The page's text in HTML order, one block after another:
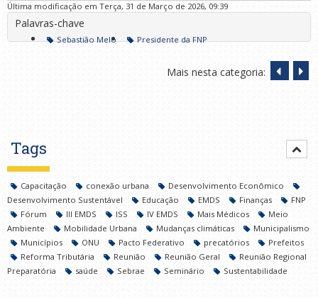
Última modificação em Terça, 31 de Março de 2026, 09:39
Palavras-chave
Sebastião Melo Presidente da FNP
Mais nesta categoria:
Tags
Capacitação conexão urbana
Desenvolvimento Econômico
Desenvolvimento Sustentável
Educação EMDS Finanças
FNP
Fórum
III EMDS ISS IV EMDS Mais Médicos
Meio
Ambiente
Mobilidade Urbana Mudanças climáticas
Municipalismo
Municípios
ONU Pacto Federativo precatórios
Prefeitos
Reforma Tributária
Reunião Reunião Geral
Reunião Regional
Preparatória
saúde Sebrae Seminário Sustentabilidade